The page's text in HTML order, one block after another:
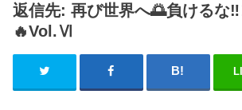
返信先: 再び世界へ🌅負けるな
🔥Vol.Ⅵ